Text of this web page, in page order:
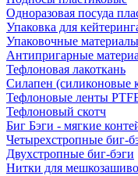
Одноразовая посуда
Упаковка для
Упаковочные материалы
Антипригарные
Тефлоновая лакоткань
Силапен (силиконовые
Тефлоновые ленты
Тефлоновый скотч
Биг Бэги - мягкие
Четырехстропные биг-
Двухстропные биг-бэги
Нитки для